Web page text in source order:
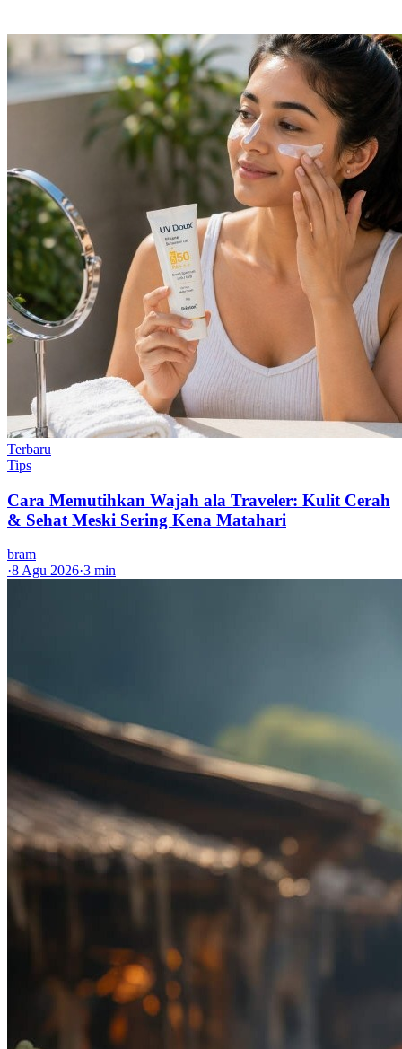
Terbaru
Tips
Cara Memutihkan Wajah ala Traveler: Kulit Cerah
& Sehat Meski Sering Kena Matahari
bram
·8 Agu 2026·3 min